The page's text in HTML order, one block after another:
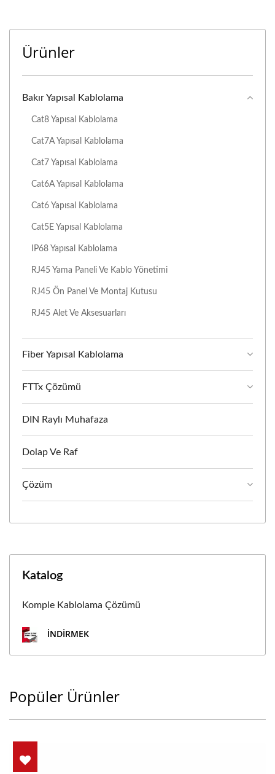
Ürünler
Bakır Yapısal Kablolama
Cat8 Yapısal Kablolama
Cat7A Yapısal Kablolama
Cat7 Yapısal Kablolama
Cat6A Yapısal Kablolama
Cat6 Yapısal Kablolama
Cat5E Yapısal Kablolama
IP68 Yapısal Kablolama
RJ45 Yama Paneli Ve Kablo Yönetimi
RJ45 Ön Panel Ve Montaj Kutusu
RJ45 Alet Ve Aksesuarları
Fiber Yapısal Kablolama
FTTx Çözümü
DIN Raylı Muhafaza
Dolap Ve Raf
Çözüm
Katalog
Komple Kablolama Çözümü
İNDIRMEK
Popüler Ürünler